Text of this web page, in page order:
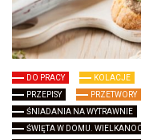
DO PRACY KOLACJE
PRZEPISY
PRZETWORY
ŚNIADANIA NA WYTRAWNIE
ŚWIĘTA W DOMU.